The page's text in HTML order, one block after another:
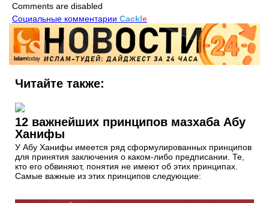
Comments are disabled
Социальные комментарии Cackle
Читайте также:
12 важнейших принципов мазхаба Абу
Ханифы
У Абу Ханифы имеется ряд сформулированных принципов
для принятия заключения о каком-либо предписании. Те,
кто его обвиняют, понятия не имеют об этих принципах.
Самые важные из этих принципов следующие: